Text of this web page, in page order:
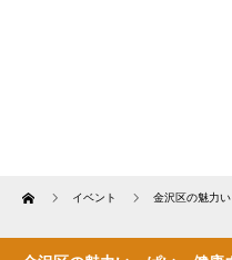
Home イベント 金沢区の魅力